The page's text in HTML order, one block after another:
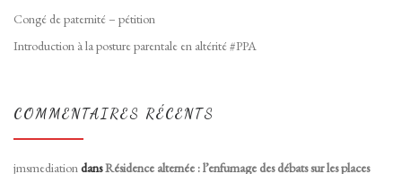
Congé de paternité – pétition
Introduction à la posture parentale en altérité #PPA
COMMENTAIRES RÉCENTS
jmsmediationdansRésidence alternée : l’enfumage des débats sur les places